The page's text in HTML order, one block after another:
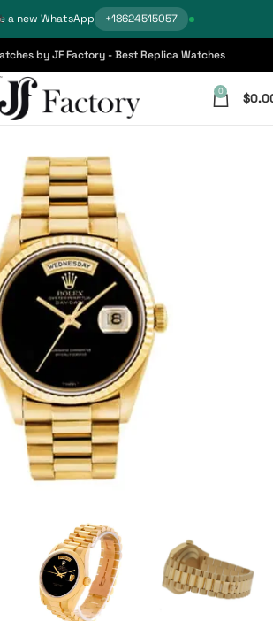
a new WhatsApp +18624515057
by JF Factory - Best Replica Watches
0 $